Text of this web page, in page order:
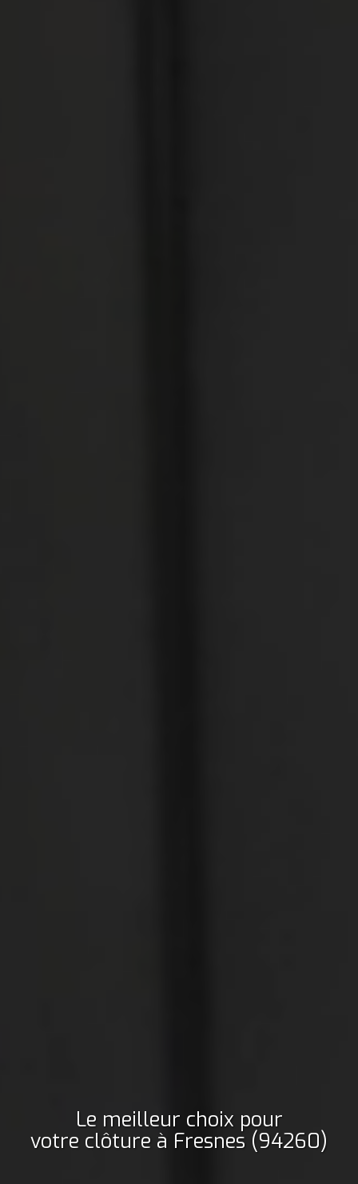
Le meilleur choix pour
votre clôture à Fresnes (94260)